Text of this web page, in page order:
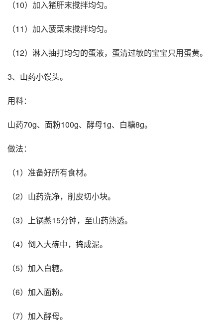
（10）加入猪肝末搅拌均匀。
（11）加入菠菜末搅拌均匀。
（12）淋入抽打均匀的蛋液，蛋清过敏的宝宝只用蛋黄。
3、山药小馒头。
用料：
山药70g、面粉100g、酵母1g、白糖8g。
做法：
（1）准备好所有食材。
（2）山药洗净，削皮切小块。
（3）上锅蒸15分钟，至山药熟透。
（4）倒入大碗中，捣成泥。
（5）加入白糖。
（6）加入面粉。
（7）加入酵母。